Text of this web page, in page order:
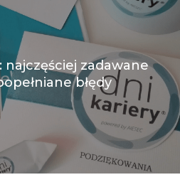
najczęściej zadawane
błędy